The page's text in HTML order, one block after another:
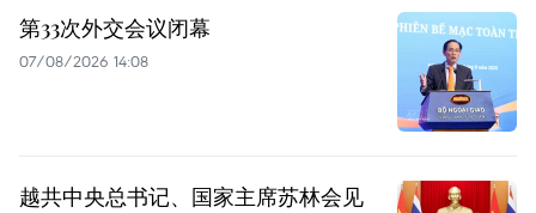
第33次外交会议闭幕
07/08/2026 14:08
越共中央总书记、国家主席苏林会见